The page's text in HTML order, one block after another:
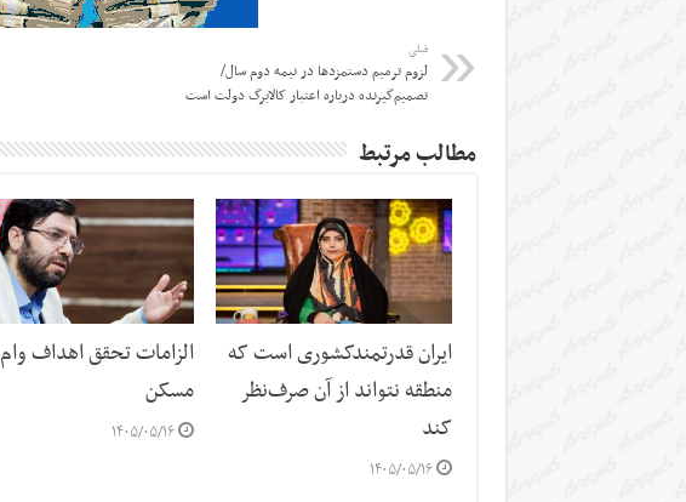
قبلی
لزوم ترمیم دستمزدها در نیمه دوم سال/
تصمیم‌گیرنده درباره اعتبار کالابرگ دولت است
مطالب مرتبط
ایران قدرتمندکشوری است که
منطقه نتواند از آن صرف‌نظر
کند
۱۴۰۵/۰۵/۱۶
الزامات تحقق اهداف وام
مسکن
۱۴۰۵/۰۵/۱۶